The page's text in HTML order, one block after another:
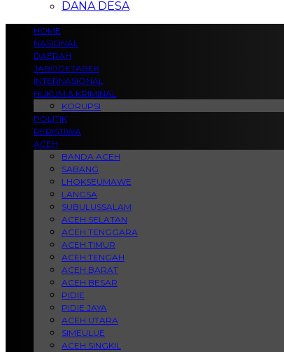
DANA DESA
HOME
NASIONAL
DAERAH
JABODETABEK
INTERNASIONAL
HUKUM & KRIMINAL
KORUPSI
POLITIK
PERISTIWA
ACEH
BANDA ACEH
SABANG
LHOKSEUMAWE
LANGSA
SUBULUSSALAM
ACEH SELATAN
ACEH TENGGARA
ACEH TIMUR
ACEH TENGAH
ACEH BARAT
ACEH BESAR
PIDIE
PIDIE JAYA
ACEH UTARA
SIMEULUE
ACEH SINGKIL